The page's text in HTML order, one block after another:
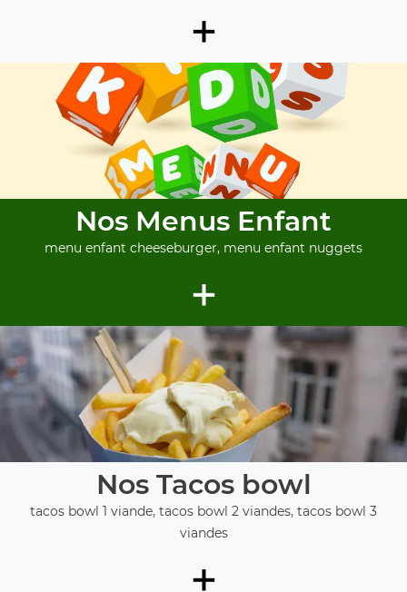
+
Nos Menus Enfant
menu enfant cheeseburger, menu enfant nuggets
+
Nos Tacos bowl
tacos bowl 1 viande, tacos bowl 2 viandes, tacos bowl 3
viandes
+